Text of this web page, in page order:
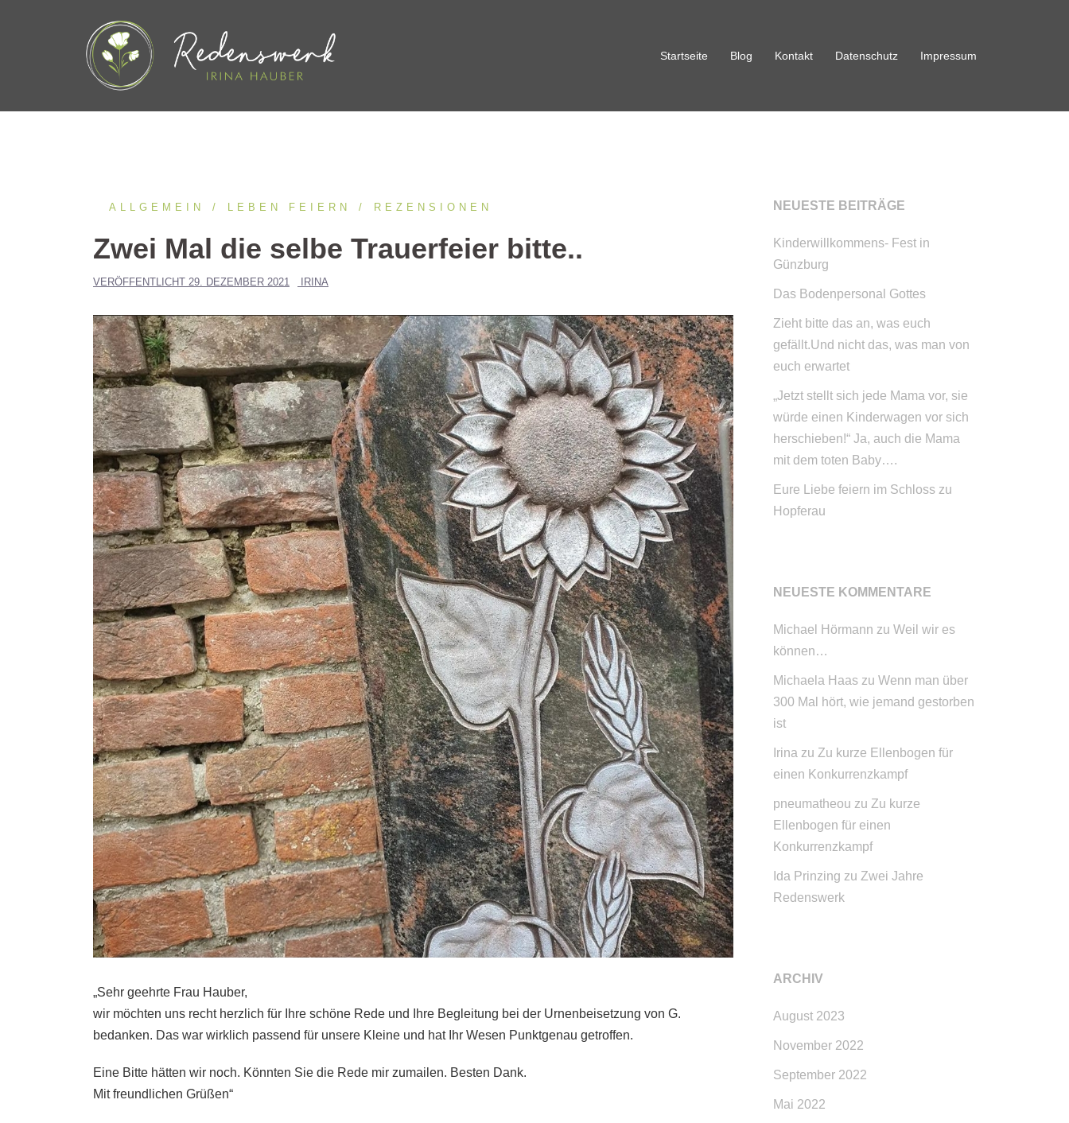
Startseite Blog Kontakt Datenschutz Impressum
ALLGEMEIN LEBEN FEIERN REZENSIONEN
Zwei Mal die selbe Trauerfeier bitte..
VERÖFFENTLICHT 29. DEZEMBER 2021 IRINA
„Sehr geehrte Frau Hauber,
wir möchten uns recht herzlich für Ihre schöne Rede und Ihre Begleitung bei der Urnenbeisetzung von G.
bedanken. Das war wirklich passend für unsere Kleine und hat Ihr Wesen Punktgenau getroffen.
Eine Bitte hätten wir noch. Könnten Sie die Rede mir zumailen. Besten Dank.
Mit freundlichen Grüßen“
NEUESTE BEITRÄGE
Kinderwillkommens- Fest in
Günzburg
Das Bodenpersonal Gottes
Zieht bitte das an, was euch
gefällt.Und nicht das, was man von
euch erwartet
„Jetzt stellt sich jede Mama vor, sie
würde einen Kinderwagen vor sich
herschieben!“ Ja, auch die Mama
mit dem toten Baby….
Eure Liebe feiern im Schloss zu
Hopferau
NEUESTE KOMMENTARE
Michael Hörmann zu Weil wir es
können…
Michaela Haas zu Wenn man über
300 Mal hört, wie jemand gestorben
ist
Irina zu Zu kurze Ellenbogen für
einen Konkurrenzkampf
pneumatheou zu Zu kurze
Ellenbogen für einen
Konkurrenzkampf
Ida Prinzing zu Zwei Jahre
Redenswerk
ARCHIV
August 2023
November 2022
September 2022
Mai 2022